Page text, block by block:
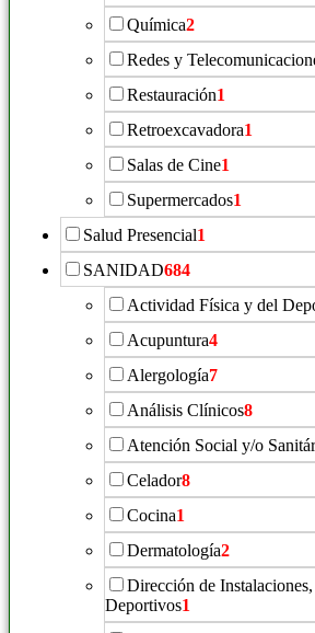
Química2
Redes y
Restauración1
Retroexcavadora1
Salas de Cine1
Supermercados1
Salud Presencial1
SANIDAD684
Actividad Física y del
Acupuntura4
Alergología7
Análisis Clínicos8
Atención Social y/o
Celador8
Cocina1
Dermatología2
Dirección de
Deportivos1